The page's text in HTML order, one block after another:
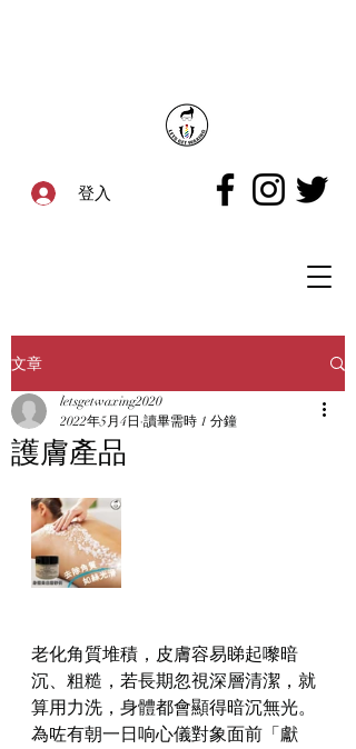
登入
文章
護膚產品
letsgetwaxing2020
2022年5月4日 讀畢需時 1 分鐘
老化角質堆積，皮膚容易睇起嚟暗
沉、粗糙，若長期忽視深層清潔，就
算用力洗，身體都會顯得暗沉無光。
為咗有朝一日响心儀對象面前「獻